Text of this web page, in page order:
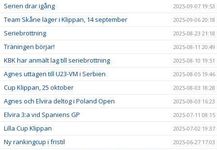
Serien drar igång 2025-09-07 19:53
Team Skåne läger i Klippan, 14 september 2025-09-06 20:18
Seriebrottning 2025-08-23 21:18
Träningen börjar! 2025-08-11 20:49
KBK har anmält lag till seriebrottning 2025-08-10 19:51
Agnes uttagen till U23-VM i Serbien 2025-08-05 19:46
Cup Klippan, 25 oktober 2025-08-03 18:28
Agnes och Elvira deltog i Poland Open 2025-08-03 16:23
Elvira 3:a vid Spaniens GP 2025-07-11 08:15
Lilla Cup Klippan 2025-07-02 19:37
Ny rankingcup i fristil 2025-06-27 17:03